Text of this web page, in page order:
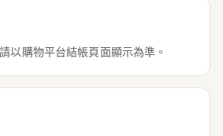
以購物平台結帳頁面顯示為準。